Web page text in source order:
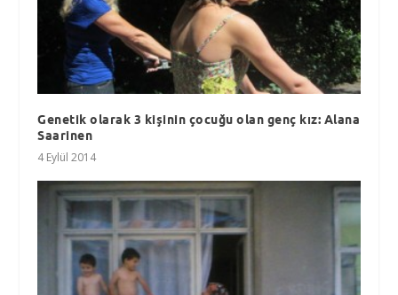
Genetik olarak 3 kişinin çocuğu olan genç kız: Alana
Saarinen
4 Eylül 2014